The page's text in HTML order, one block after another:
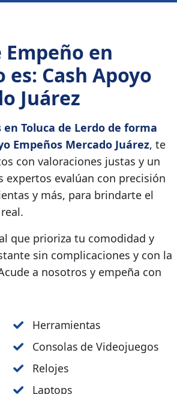
Empeño en
es: Cash Apoyo
Juárez
Toluca de Lerdo de forma
Empeños Mercado Juárez, te
con valoraciones justas y un
evalúan con precisión
y más, para brindarte el
que prioriza tu comodidad y
sin complicaciones y con la
a nosotros y empeña con
Herramientas
Consolas de Videojuegos
Relojes
Laptops